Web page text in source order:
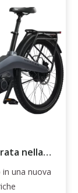
nella
in una nuova